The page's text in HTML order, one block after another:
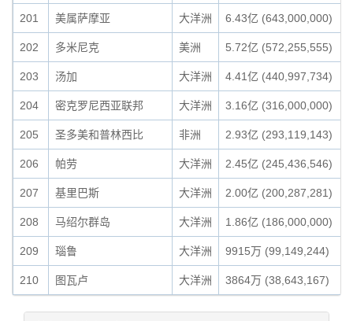
201 美属萨摩亚 大洋洲 6.43亿 (643,000,000)
202 多米尼克 美洲 5.72亿 (572,255,555)
203 汤加 大洋洲 4.41亿 (440,997,734)
204 密克罗尼西亚联邦 大洋洲 3.16亿 (316,000,000)
205 圣多美和普林西比 非洲 2.93亿 (293,119,143)
206 帕劳 大洋洲 2.45亿 (245,436,546)
207 基里巴斯 大洋洲 2.00亿 (200,287,281)
208 马绍尔群岛 大洋洲 1.86亿 (186,000,000)
209 瑙鲁 大洋洲 9915万 (99,149,244)
210 图瓦卢 大洋洲 3864万 (38,643,167)